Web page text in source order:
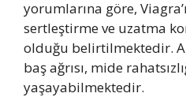
yorumlarına göre,
sertleştirme ve uzatma
olduğu belirtilmektedir.
baş ağrısı, mide
yaşayabilmektedir.